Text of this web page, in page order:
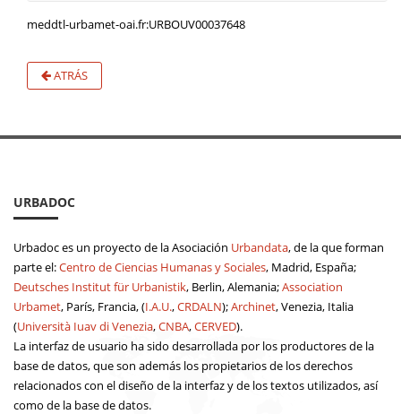
meddtl-urbamet-oai.fr:URBOUV00037648
ATRÁS
URBADOC
Urbadoc es un proyecto de la Asociación Urbandata, de la que forman
parte el:Centro de Ciencias Humanas y Sociales, Madrid, España;
Deutsches Institut für Urbanistik, Berlin, Alemania;Association
Urbamet, París, Francia, (I.A.U.,CRDALN);Archinet, Venezia, Italia
(Università Iuav di Venezia,CNBA,CERVED).
La interfaz de usuario ha sido desarrollada por los productores de la
base de datos, que son además los propietarios de los derechos
relacionados con el diseño de la interfaz y de los textos utilizados, así
como de la base de datos.